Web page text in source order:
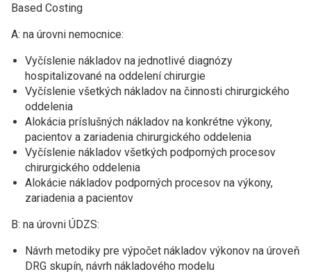
Based Costing
A: na úrovni nemocnice:
Vyčíslenie nákladov na jednotlivé diagnózy
hospitalizované na oddelení chirurgie
Vyčíslenie všetkých nákladov na činnosti chirurgického
oddelenia
Alokácia príslušných nákladov na konkrétne výkony,
pacientov a zariadenia chirurgického oddelenia
Vyčíslenie nákladov všetkých podporných procesov
chirurgického oddelenia
Alokácie nákladov podporných procesov na výkony,
zariadenia a pacientov
B: na úrovni ÚDZS:
Návrh metodiky pre výpočet nákladov výkonov na úroveň
DRG skupín, návrh nákladového modelu